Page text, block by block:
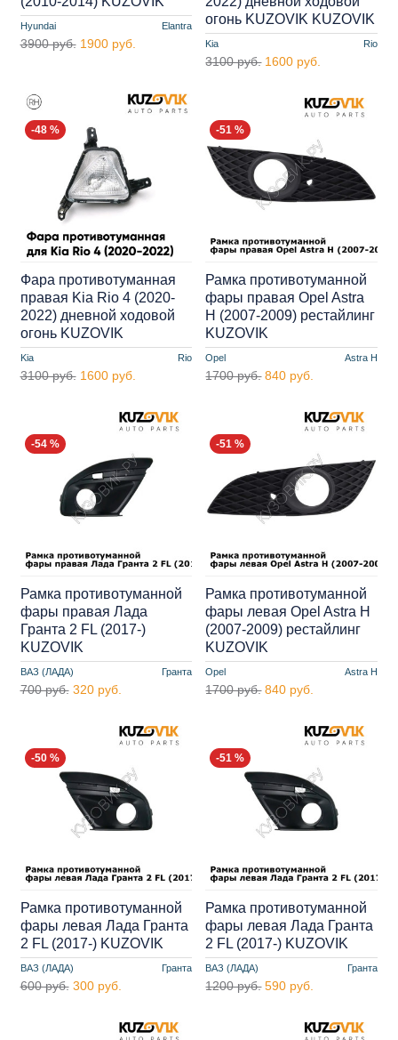
Hyundai Elantra
3900 руб. 1900 руб. Kia Rio
огонь KUZOVIK KUZOVIK
3100 руб. 1600 руб.
-48 %
Kia Rio
Фара противотуманная
правая Kia Rio 4 (2020-
2022) дневной ходовой
огонь KUZOVIK
3100 руб. 1600 руб.
-51 %
Opel Astra H
Рамка противотуманной
фары правая Opel Astra
H (2007-2009) рестайлинг
KUZOVIK
1700 руб. 840 руб.
-54 %
ВАЗ (ЛАДА) Гранта
Рамка противотуманной
фары правая Лада
Гранта 2 FL (2017-)
KUZOVIK
700 руб. 320 руб.
-51 %
Opel Astra H
Рамка противотуманной
фары левая Opel Astra H
(2007-2009) рестайлинг
KUZOVIK
1700 руб. 840 руб.
-50 %
ВАЗ (ЛАДА) Гранта
Рамка противотуманной
фары левая Лада Гранта
2 FL (2017-) KUZOVIK
600 руб. 300 руб.
-51 %
ВАЗ (ЛАДА) Гранта
Рамка противотуманной
фары левая Лада Гранта
2 FL (2017-) KUZOVIK
1200 руб. 590 руб.